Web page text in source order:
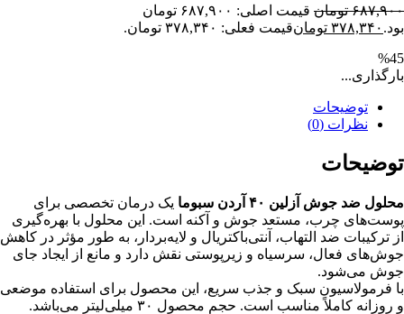
۶۸۷,۹۰۰ تومان
قیمت اصلی: ۶۸۷,۹۰۰ تومان
بود. ۳۷۸,۳۴۰ تومانقیمت فعلی: ۳۷۸,۳۴۰ تومان.
%45
بارگذاری...
توضیحات
نظرات (0)
توضیحات
محلول ضد جوش آزلین ۴۰ آردن سبوما
یک درمان تخصصی برای
پوست‌های چرب، مستعد جوش و آکنه است. این محلول با بهره‌گیری
از ترکیبات ضد التهاب، آنتی‌باکتریال و لایه‌بردار، به طور مؤثر در کاهش
جوش‌های فعال، سرسیاه و زیرپوستی نقش دارد و مانع از ایجاد جای
جوش می‌شود.
با فرمولاسیون سبک و جذب سریع، این محصول برای استفاده موضعی
و روزانه کاملاً مناسب است. حجم محصول ۳۰ میلی‌لیتر می‌باشد.